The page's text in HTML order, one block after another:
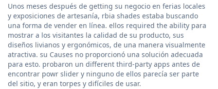
Unos meses después de getting su negocio en ferias locales
y exposiciones de artesanía, rbia shades estaba buscando
una forma de vender en línea. ellos required the ability para
mostrar a los visitantes la calidad de su producto, sus
diseños livianos y ergonómicos, de una manera visualmente
atractiva. su Causes no proporcionó una solución adecuada
para esto. probaron un different third-party apps antes de
encontrar powr slider y ninguno de ellos parecía ser parte
del sitio, y eran torpes y difíciles de usar.